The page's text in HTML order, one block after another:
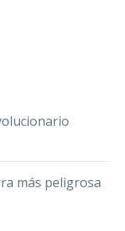
más peligrosa